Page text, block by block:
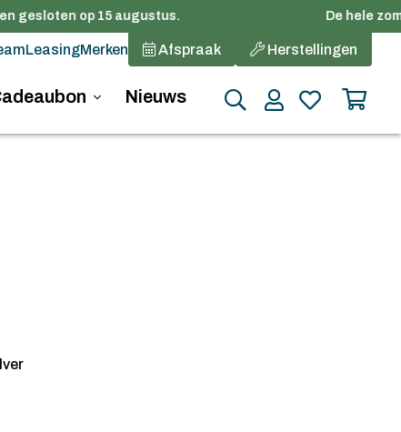
gesloten op 15 augustus. De hele
LeasingMerken Afspraak Herstellingen
Nieuws